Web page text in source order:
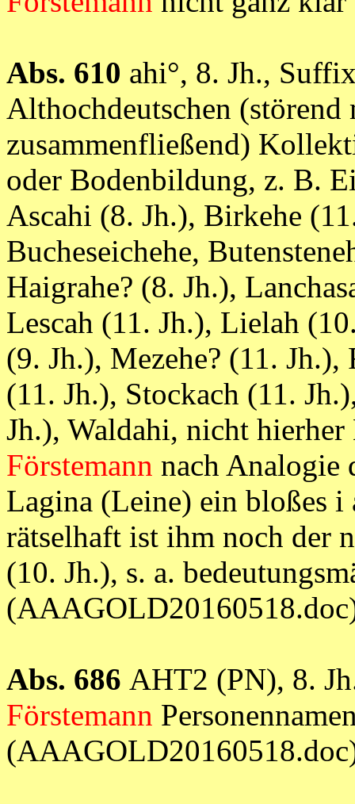
Abs. 610 ahi°, 8. Jh.,
Althochdeutschen
zusammenfließend)
oder Bodenbildung, z. B.
Ascahi (8. Jh.), Birkehe
Bucheseichehe,
Haigrahe? (8. Jh.),
Lescah (11. Jh.), Lielah
(9. Jh.), Mezehe? (11. Jh.),
(11. Jh.), Stockach (11.
Jh.), Waldahi, nicht
Förstemann nach Analogie
Lagina (Leine) ein bloßes
rätselhaft ist ihm noch der
(10. Jh.), s. a.
Abs. 686 AHT2 (PN), 8.
Förstemann